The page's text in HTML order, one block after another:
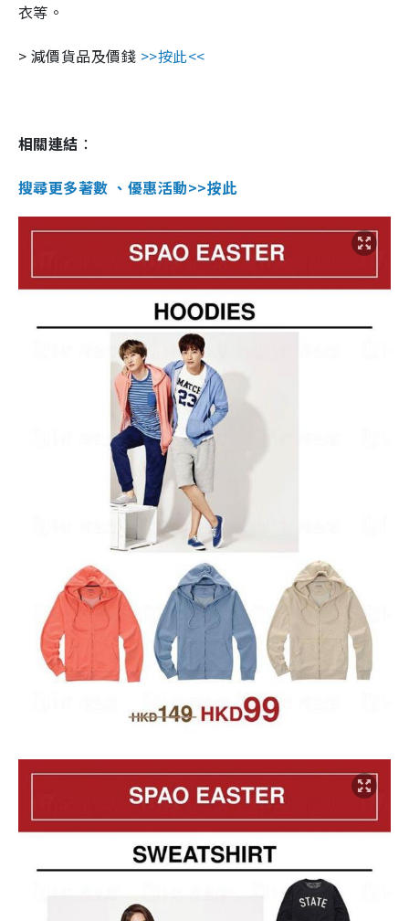
衣等。
> 減價貨品及價錢 >>按此<<
相關連結 ：
搜尋更多著數 、優惠活動>>按此